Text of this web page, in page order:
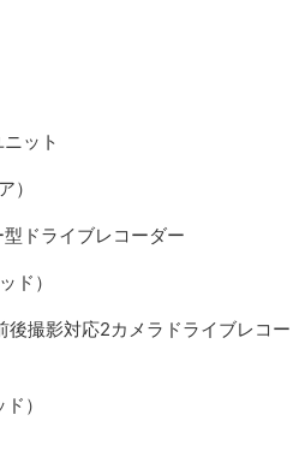
ット
）
ドライブレコーダー
ド）
撮影対応2カメラドライブレコー
）